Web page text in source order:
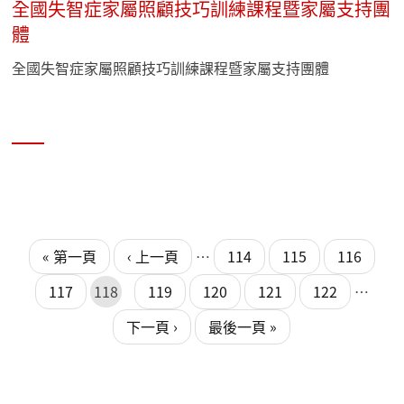
全國失智症家屬照顧技巧訓練課程暨家屬支持團
體
全國失智症家屬照顧技巧訓練課程暨家屬支持團體
頁面
頁面« 第一頁 ‹ 上一頁 … 114 115
116
117
118 119 120 121 122
…
下一頁 ›
最後一頁 »